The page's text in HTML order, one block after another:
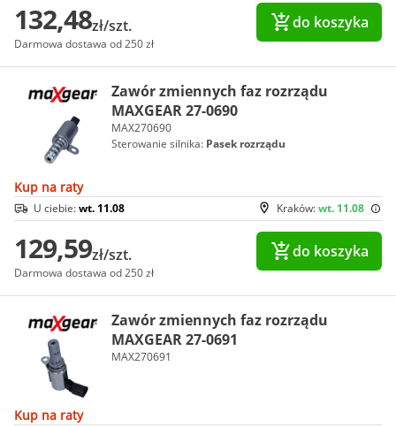
132,48zł/szt.
Darmowa dostawa od 250 zł
do koszyka
Zawór zmiennych faz rozrządu
MAXGEAR 27-0690
MAX270690
Sterowanie silnika: Pasek rozrządu
Kup na raty
Kraków:wt. 11.08
U ciebie:wt. 11.08
129,59zł/szt.
Darmowa dostawa od 250 zł
do koszyka
Zawór zmiennych faz rozrządu
MAXGEAR 27-0691
MAX270691
Kup na raty